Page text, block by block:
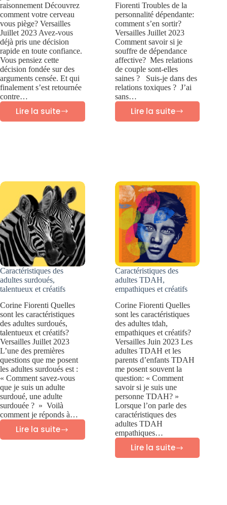
raisonnement Découvrez
comment votre cerveau
vous piège? Versailles
Juillet 2023 Avez-vous
déjà pris une décision
rapide en toute confiance.
Vous pensiez cette
décision fondée sur des
arguments censée. Et qui
finalement s’est retournée
contre…
Lire la suite
Fiorenti Troubles de la
personnalité dépendante:
comment s’en sortir?
Versailles Juillet 2023
Comment savoir si je
souffre de dépendance
affective? Mes relations
de couple sont-elles
saines ? Suis-je dans des
relations toxiques ? J’ai
sans…
Lire la suite
Dépendance
et
traitements
Caractéristiques des
adultes surdoués,
talentueux et créatifs
Corine Fiorenti Quelles
sont les caractéristiques
des adultes surdoués,
talentueux et créatifs?
Versailles Juillet 2023
L’une des premières
questions que me posent
les adultes surdoués est :
« Comment savez-vous
que je suis un adulte
surdoué, une adulte
surdouée ? » Voilà
comment je réponds à…
Lire la suite
Caractéristiques
Caractéristiques des
adultes TDAH,
empathiques et créatifs
Corine Fiorenti Quelles
sont les caractéristiques
des adultes tdah,
empathiques et créatifs?
Versailles Juin 2023 Les
adultes TDAH et les
parents d’enfants TDAH
me posent souvent la
question: « Comment
savoir si je suis une
personne TDAH? »
Lorsque l’on parle des
caractéristiques des
adultes TDAH
empathiques…
Lire la suite
Caractéristiques